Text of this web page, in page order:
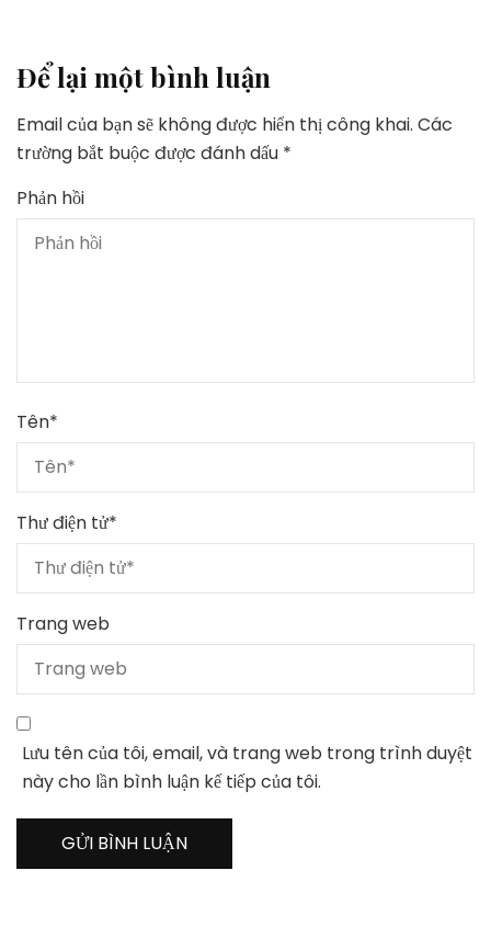
Để lại một bình luận
Email của bạn sẽ không được hiển thị công khai. Các
trường bắt buộc được đánh dấu *
Phản hồi
Tên*
Thư điện tử*
Trang web
Lưu tên của tôi, email, và trang web trong trình duyệt
này cho lần bình luận kế tiếp của tôi.